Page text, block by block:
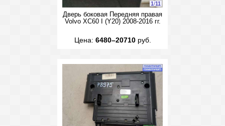
1/11
Дверь боковая Передняя правая
Volvo XC60 I (Y20) 2008-2016 гг.
Цена: 6480–20710руб.